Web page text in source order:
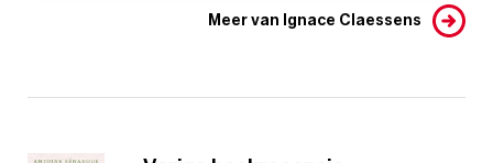
Meer van Ignace Claessens